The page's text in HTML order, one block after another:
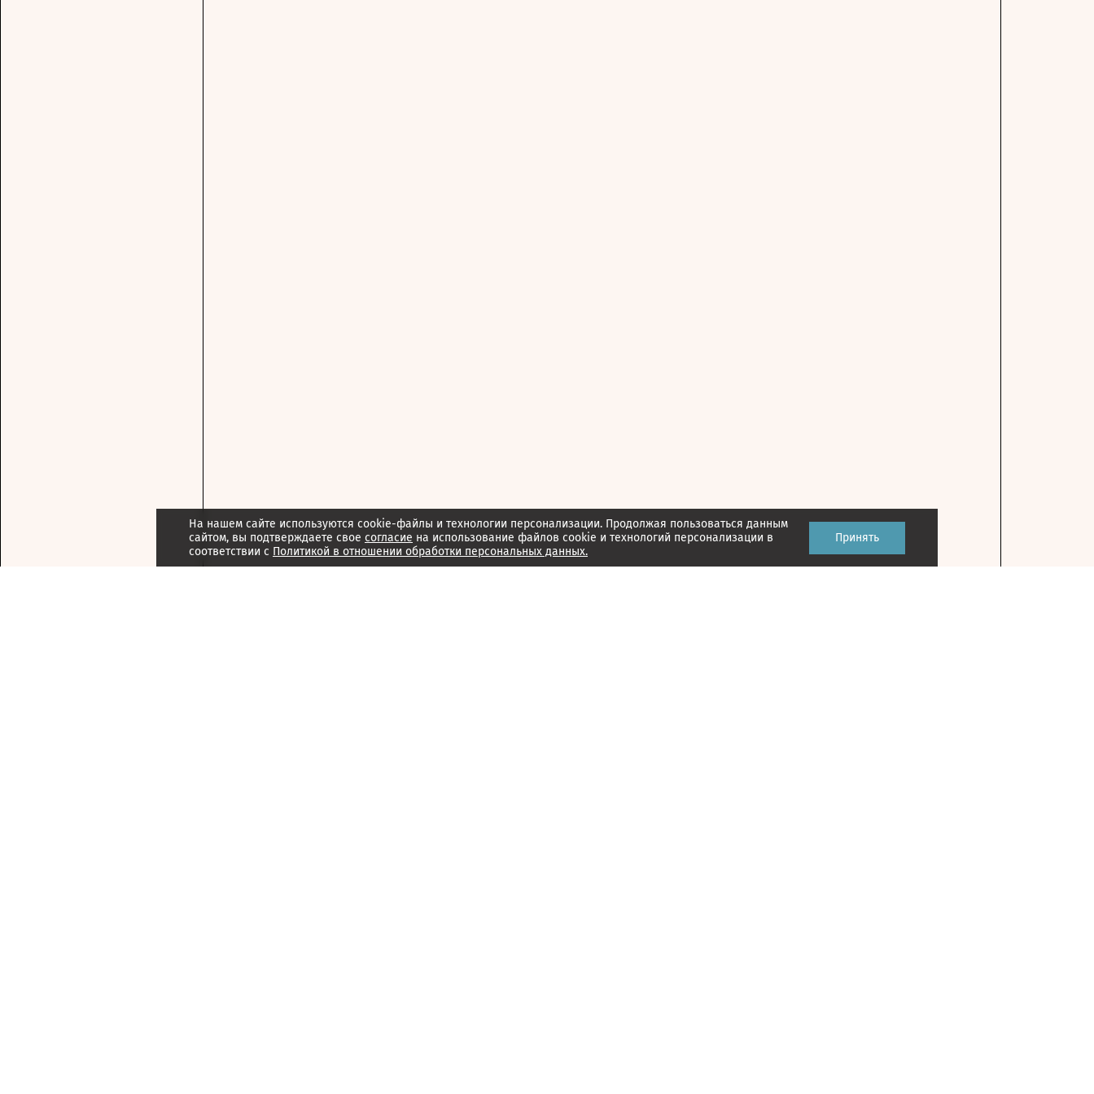
На нашем сайте используются cookie-файлы и технологии персонализации. Продолжая пользоваться данным
сайтом, вы подтверждаете свое согласие на использование файлов cookie и технологий персонализации в
соответствии с Политикой в отношении обработки персональных данных.
Принять